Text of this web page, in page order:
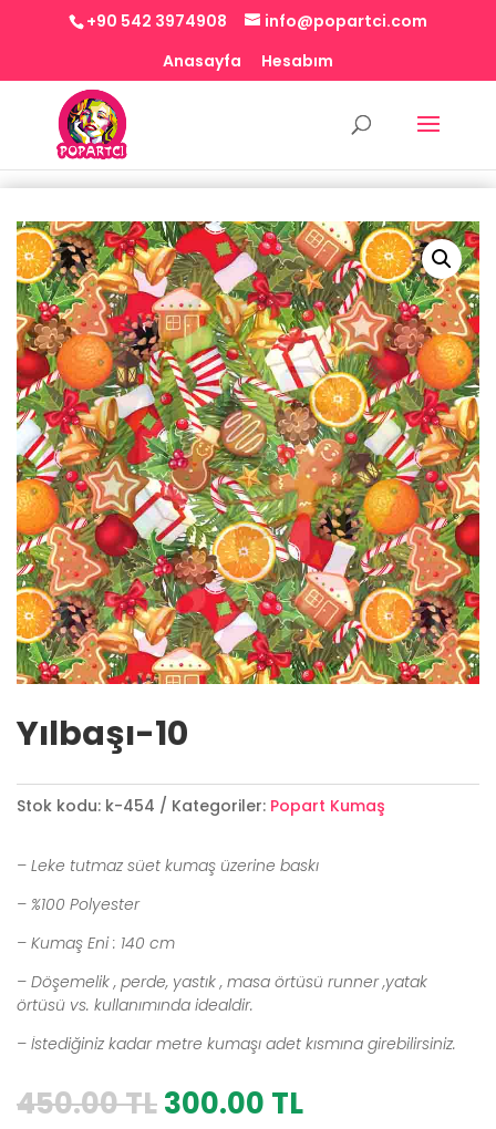
+90 542 3974908
info@popartci.com
Anasayfa
Hesabım
Yılbaşı-10
Stok kodu: k-454 Kategoriler: Popart Kumaş
– Leke tutmaz süet kumaş üzerine baskı
– %100 Polyester
– Kumaş Eni : 140 cm
– Döşemelik , perde, yastık , masa örtüsü runner ,yatak
örtüsü vs. kullanımında idealdir.
– İstediğiniz kadar metre kumaşı adet kısmına girebilirsiniz.
450.00TLOrijinal
300.00 TLŞu